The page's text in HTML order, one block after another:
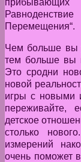
Перемещения“.
Чем больше вы
тем больше вы
Это сродни
новой
игры с новыми
переживайте,
детское
столько
измерений
очень поможет